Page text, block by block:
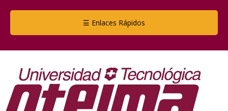
☰ Enlaces Rápidos